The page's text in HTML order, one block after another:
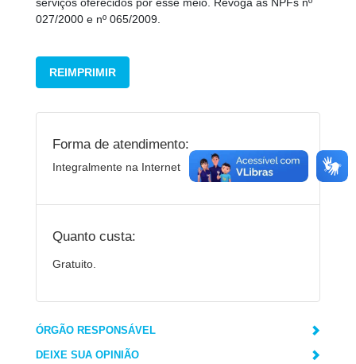
027/2000 e nº 065/2009.
REIMPRIMIR
Forma de atendimento:
Integralmente na Internet
Quanto custa:
Gratuito.
ÓRGÃO RESPONSÁVEL
DEIXE SUA OPINIÃO